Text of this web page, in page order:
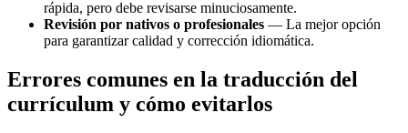
rápida, pero debe revisarse minuciosamente.
Revisión por nativos o profesionales — La mejor opción
para garantizar calidad y corrección idiomática.
Errores comunes en la traducción del
currículum y cómo evitarlos